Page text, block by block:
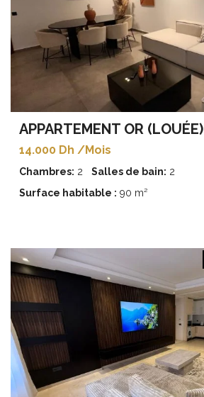
APPARTEMENT OR (LOUÉE)
14.000 Dh /Mois
Chambres: 2 Salles de bain: 2
Surface habitable : 90 m²